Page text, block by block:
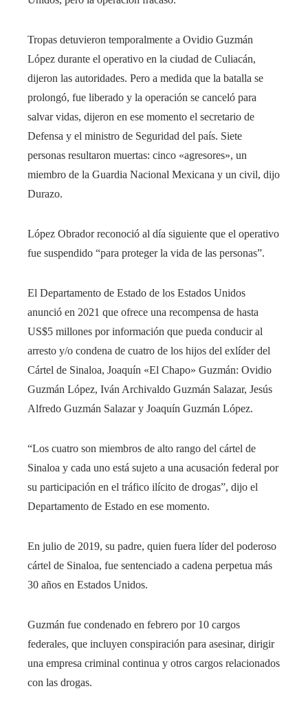
Tropas detuvieron temporalmente a Ovidio Guzmán
López durante el operativo en la ciudad de Culiacán,
dijeron las autoridades. Pero a medida que la batalla se
prolongó, fue liberado y la operación se canceló para
salvar vidas, dijeron en ese momento el secretario de
Defensa y el ministro de Seguridad del país. Siete
personas resultaron muertas: cinco «agresores», un
miembro de la Guardia Nacional Mexicana y un civil, dijo
Durazo.
López Obrador reconoció al día siguiente que el operativo
fue suspendido “para proteger la vida de las personas”.
El Departamento de Estado de los Estados Unidos
anunció en 2021 que ofrece una recompensa de hasta
US$5 millones por información que pueda conducir al
arresto y/o condena de cuatro de los hijos del exlíder del
Cártel de Sinaloa, Joaquín «El Chapo» Guzmán: Ovidio
Guzmán López, Iván Archivaldo Guzmán Salazar, Jesús
Alfredo Guzmán Salazar y Joaquín Guzmán López.
“Los cuatro son miembros de alto rango del cártel de
Sinaloa y cada uno está sujeto a una acusación federal por
su participación en el tráfico ilícito de drogas”, dijo el
Departamento de Estado en ese momento.
En julio de 2019, su padre, quien fuera líder del poderoso
cártel de Sinaloa, fue sentenciado a cadena perpetua más
30 años en Estados Unidos.
Guzmán fue condenado en febrero por 10 cargos
federales, que incluyen conspiración para asesinar, dirigir
una empresa criminal continua y otros cargos relacionados
con las drogas.